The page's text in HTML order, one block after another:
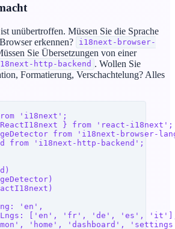
unübertroffen. Müssen Sie die Sprache
erkennen?
i18next-browser-
Sie Übersetzungen von einer
http-backend . Wollen Sie
Formatierung, Verschachtelung? Alles
'i18next' ;
} from 'react-i18next' ;
from 'i18next-browser-
from 'i18next-http-backend' ;
)
)
)
: 'en' ,
: [ 'en' , 'fr' , 'de' , 'es' , 'it'
, 'home' , 'dashboard' ,